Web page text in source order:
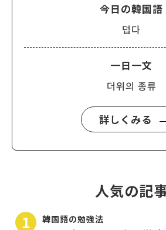
今日の韓国語
덥다
一日一文
더위의 종류
詳しくみる
人気の記
韓国語の勉強法